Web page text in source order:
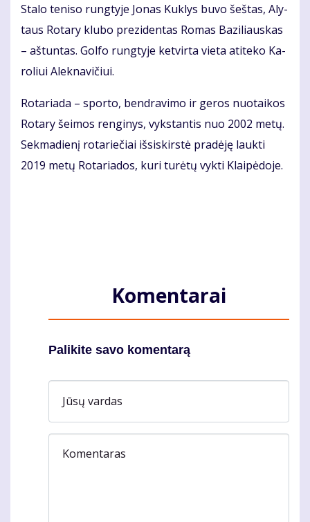
Sta­lo te­ni­so rung­ty­je Jo­nas Kuk­lys bu­vo šeš­tas, Aly­
taus Ro­ta­ry klu­bo pre­zi­den­tas Ro­mas Ba­zi­liaus­kas
– aš­tun­tas. Gol­fo rung­ty­je ket­vir­ta vie­ta ati­te­ko Ka­
ro­liui Alek­na­vi­čiui.
Ro­ta­ria­da – spor­to, ben­dra­vi­mo ir ge­ros nuo­tai­kos
Ro­ta­ry šei­mos ren­gi­nys, vyks­tan­tis nuo 2002 me­tų.
Sek­ma­die­nį ro­ta­rie­čiai iš­si­skirs­tė pra­dė­ję lauk­ti
2019 me­tų Ro­ta­ria­dos, ku­ri tu­rė­tų vyk­ti Klai­pė­do­je.
Komentarai
Palikite savo komentarą
Jūsų vardas
Komentaras